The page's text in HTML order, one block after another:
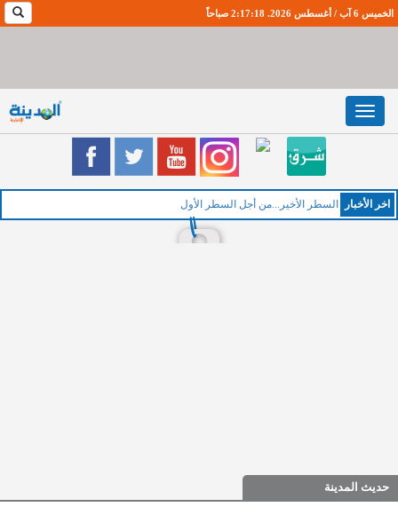
الخميس 6 آب / أغسطس 2026. 2:17:19 صباحاً
Toggle
navigation
اخر اﻷخبار
حديث المدينة